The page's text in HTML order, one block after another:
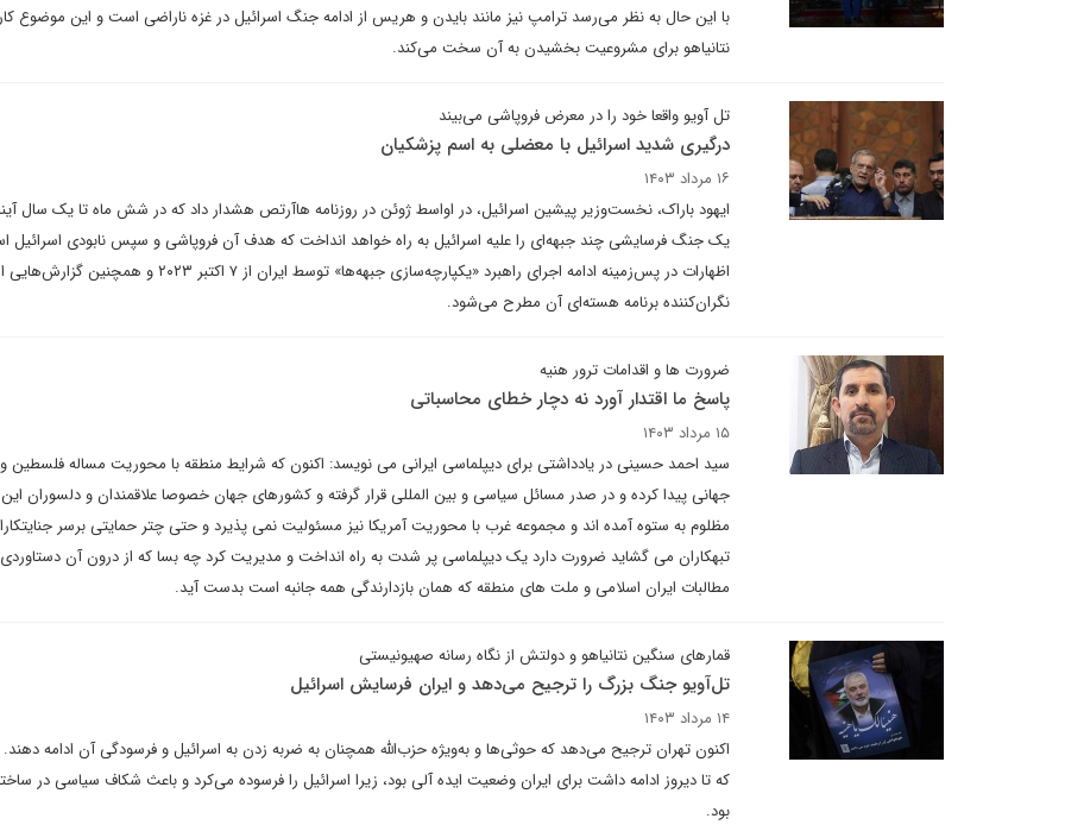
با این حال به نظر می‌رسد ترامپ نیز مانند بایدن و هریس از ادامه جنگ اسرائیل در غزه ناراضی است و این موضوع کار
نتانیاهو برای مشروعیت بخشیدن به آن سخت می‌کند.
تل آویو واقعا خود را در معرض فروپاشی می‌بیند
درگیری شدید اسرائیل با معضلی به اسم پزشکیان
۱۶ مرداد ۱۴۰۳
ایهود باراک، نخست‌وزیر پیشین اسرائیل، در اواسط ژوئن در روزنامه هاآرتص هشدار داد که در شش ماه تا یک سال
یک جنگ فرسایشی چند جبهه‌ای را علیه اسرائیل به راه خواهد انداخت که هدف آن فروپاشی و سپس نابودی اسرائیل
اظهارات در پس‌زمینه ادامه اجرای راهبرد «یکپارچه‌سازی جبهه‌ها» توسط ایران از ۷
نگران‌کننده برنامه هسته‌ای آن مطرح می‌شود.
ضرورت ها و اقدامات ترور هنیه
پاسخ ما اقتدار آورد نه دچار خطای محاسباتی
۱۵ مرداد ۱۴۰۳
سید احمد حسینی در یادداشتی برای دیپلماسی ایرانی می نویسد: اکنون که شرایط منطقه با محوریت مساله فلسطین
جهانی پیدا کرده و در صدر مسائل سیاسی و بین المللی قرار گرفته و کشورهای جهان خصوصا علاقمندان و دلسوران
مظلوم به ستوه آمده اند و مجموعه غرب با محوریت آمریکا نیز مسئولیت نمی پذیرد و حتی چتر حمایتی برسر
تبهکاران می گشاید ضرورت دارد یک دیپلماسی پر شدت به راه انداخت و مدیریت کرد چه بسا که از درون آن دستاوردی
مطالبات ایران اسلامی و ملت های منطقه که همان بازدارندگی همه جانبه است بدست آید.
قمارهای سنگین نتانیاهو و دولتش از نگاه رسانه صهیونیستی
تل‌آویو جنگ بزرگ را ترجیح می‌دهد و ایران فرسایش اسرائیل
۱۴ مرداد ۱۴۰۳
اکنون تهران ترجیح می‌دهد که حوثی‌ها و به‌ویژه حزب‌الله همچنان به ضربه زدن به اسرائیل و فرسودگی آن ادامه
که تا دیروز ادامه داشت برای ایران وضعیت ایده آلی بود، زیرا اسرائیل را فرسوده می‌کرد و باعث شکاف سیاسی در
بود.